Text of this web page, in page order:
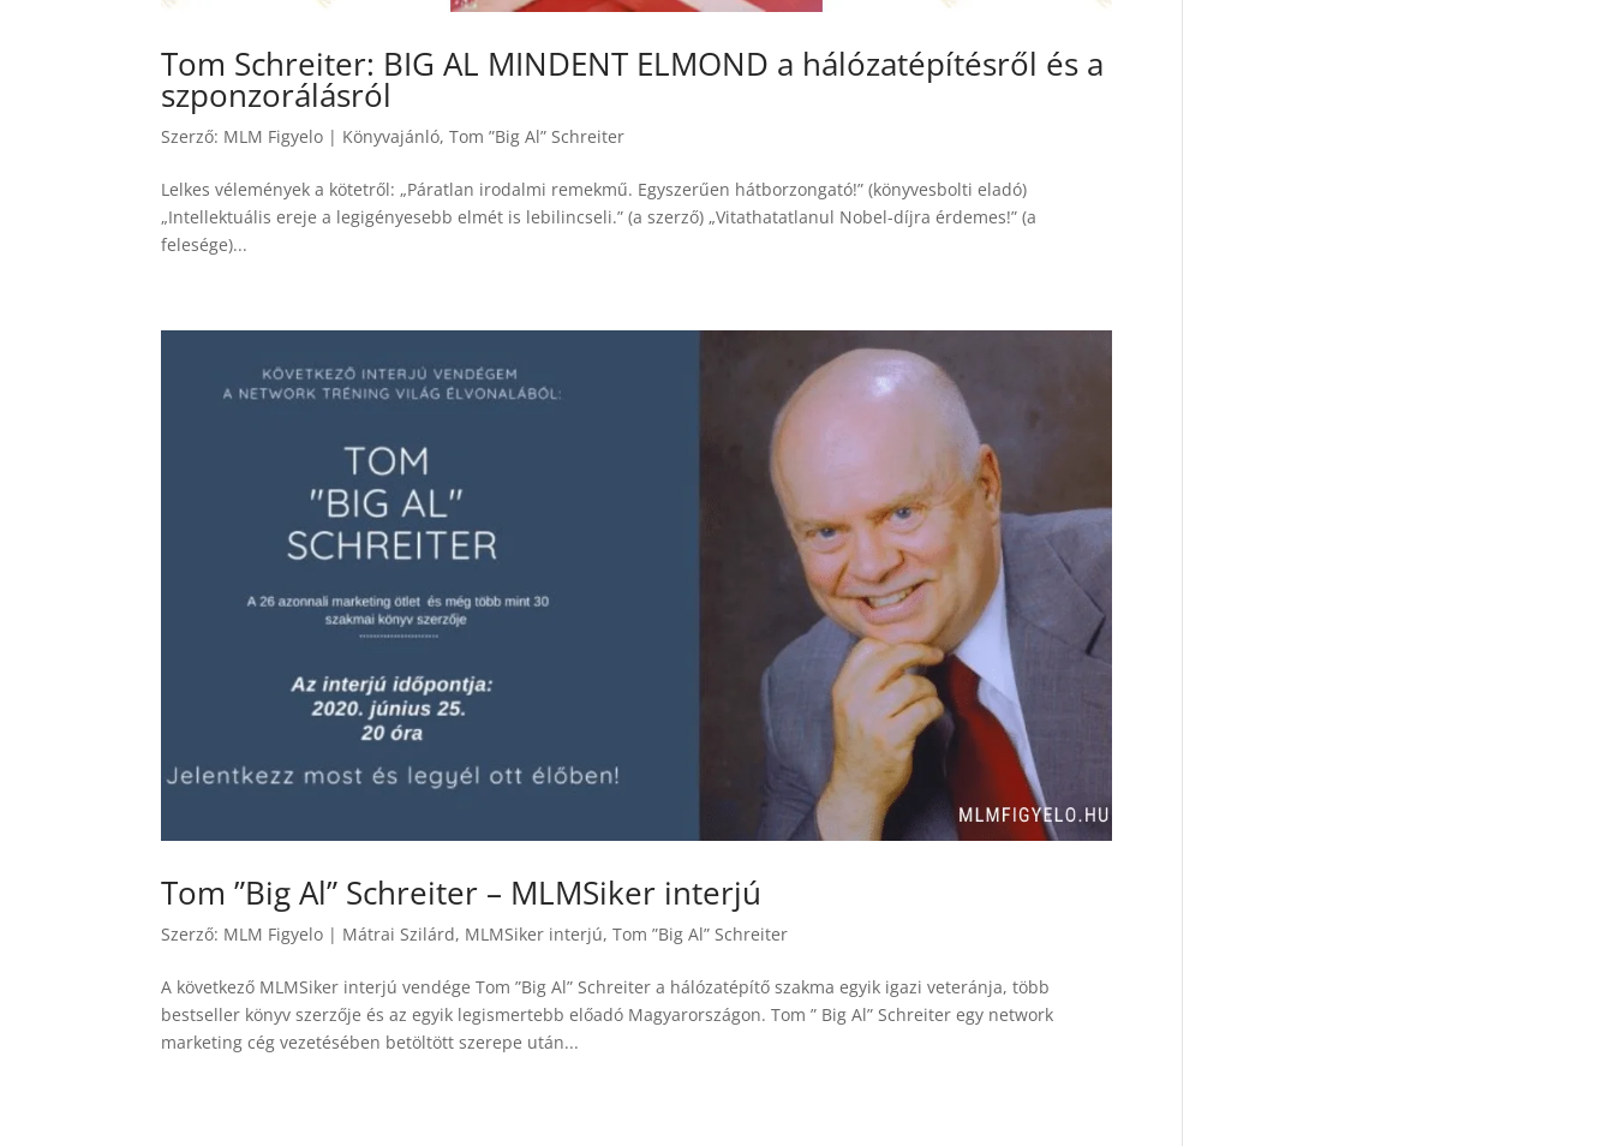
Tom Schreiter: BIG AL MINDENT ELMOND a hálózatépítésről és a
szponzorálásról
Szerző: MLM Figyelo | Könyvajánló,Tom ”Big Al” Schreiter
Lelkes vélemények a kötetről: „Páratlan irodalmi remekmű. Egyszerűen hátborzongató!” (könyvesbolti eladó)
„Intellektuális ereje a legigényesebb elmét is lebilincseli.” (a szerző) „Vitathatatlanul Nobel-díjra érdemes!” (a
felesége)...
Tom ”Big Al” Schreiter – MLMSiker interjú
Szerző: MLM Figyelo | Mátrai Szilárd, MLMSiker interjú,Tom ”Big Al” Schreiter
A következő MLMSiker interjú vendége Tom ”Big Al” Schreiter a hálózatépítő szakma egyik igazi veteránja, több
bestseller könyv szerzője és az egyik legismertebb előadó Magyarországon. Tom ” Big Al” Schreiter egy network
marketing cég vezetésében betöltött szerepe után...